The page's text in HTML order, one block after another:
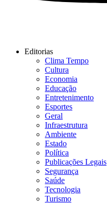
Editorias
Clima Tempo
Cultura
Economia
Educação
Entretenimento
Esportes
Geral
Infraestrutura
Ambiente
Estado
Política
Publicações Legais
Segurança
Saúde
Tecnologia
Turismo